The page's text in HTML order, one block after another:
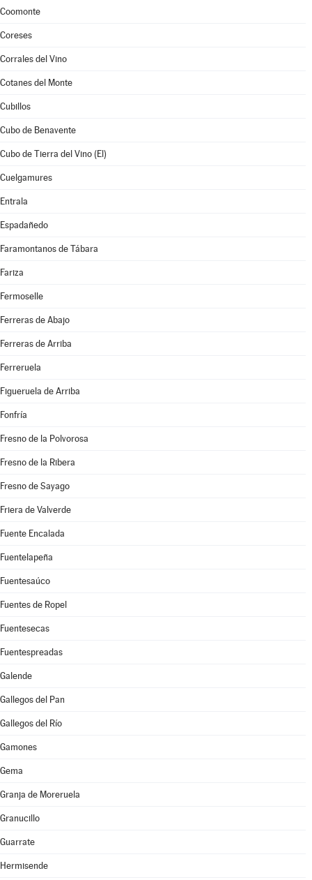
Coomonte
Coreses
Corrales del Vino
Cotanes del Monte
Cubillos
Cubo de Benavente
Cubo de Tierra del Vino (El)
Cuelgamures
Entrala
Espadañedo
Faramontanos de Tábara
Fariza
Fermoselle
Ferreras de Abajo
Ferreras de Arriba
Ferreruela
Figueruela de Arriba
Fonfría
Fresno de la Polvorosa
Fresno de la Ribera
Fresno de Sayago
Friera de Valverde
Fuente Encalada
Fuentelapeña
Fuentesaúco
Fuentes de Ropel
Fuentesecas
Fuentespreadas
Galende
Gallegos del Pan
Gallegos del Río
Gamones
Gema
Granja de Moreruela
Granucillo
Guarrate
Hermisende